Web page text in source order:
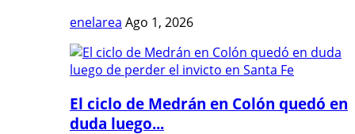
enelarea Ago 1, 2026
El ciclo de Medrán en Colón quedó en
duda luego...